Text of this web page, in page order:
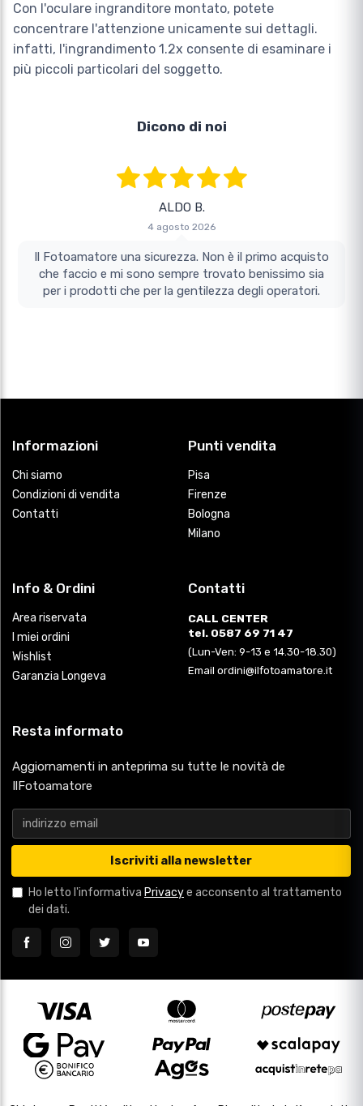
Con l'oculare ingranditore montato, potete
concentrare l'attenzione unicamente sui dettagli.
infatti, l'ingrandimento 1.2x consente di esaminare i
più piccoli particolari del soggetto.
Dicono di noi
ALDO B.
4 agosto 2026
Il Fotoamatore una sicurezza. Non è il primo acquisto
che faccio e mi sono sempre trovato benissimo sia
per i prodotti che per la gentilezza degli operatori.
Informazioni
Chi siamo
Condizioni di vendita
Contatti
Punti vendita
Pisa
Firenze
Bologna
Milano
Info & Ordini
Area riservata
I miei ordini
Wishlist
Garanzia Longeva
Contatti
CALL CENTER
tel. 0587 69 71 47
(Lun-Ven: 9-13 e 14.30-18.30)
Email ordini@ilfotoamatore.it
Resta informato
Aggiornamenti in anteprima su tutte le novità de
IlFotoamatore
Iscriviti alla newsletter
Ho letto l'informativa Privacye acconsento al trattamento
dei dati.